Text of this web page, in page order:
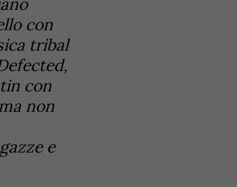
con
tribal
con
non
e